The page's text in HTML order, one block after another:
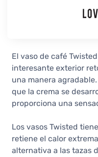
El vaso de café
interesante exterior
una manera
que la crema se
proporciona una
Los vasos Twisted
retiene el calor
alternativa a las tazas